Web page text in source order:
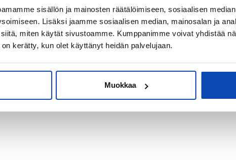
sisällön ja mainosten räätälöimiseen, sosiaalisen
Lisäksi jaamme sosiaalisen median, mainosalan ja
miten käytät sivustoamme. Kumppanimme voivat yhdistää
kerätty, kun olet käyttänyt heidän palvelujaan.
Muokkaa